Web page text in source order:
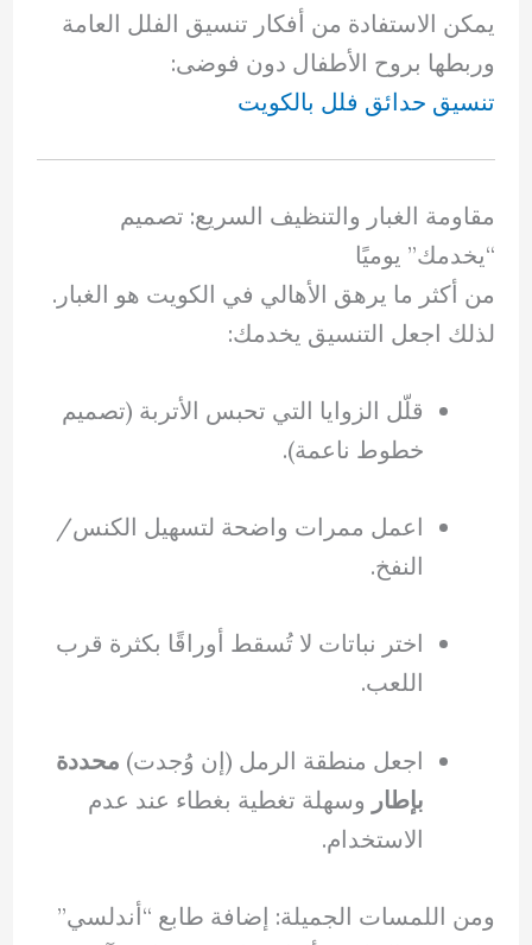
يمكن الاستفادة من أفكار تنسيق الفلل العامة
وربطها بروح الأطفال دون فوضى:
تنسيق حدائق فلل بالكويت
مقاومة الغبار والتنظيف السريع: تصميم
“يخدمك” يوميًا
من أكثر ما يرهق الأهالي في الكويت هو الغبار.
لذلك اجعل التنسيق يخدمك:
قلّل الزوايا التي تحبس الأتربة (تصميم
خطوط ناعمة).
اعمل ممرات واضحة لتسهيل الكنس/
النفخ.
اختر نباتات لا تُسقط أوراقًا بكثرة قرب
اللعب.
اجعل منطقة الرمل (إن وُجدت) محددة
بإطار وسهلة تغطية بغطاء عند عدم
الاستخدام.
ومن اللمسات الجميلة: إضافة طابع “أندلسي”